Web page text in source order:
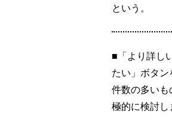
という。
■「より詳し
たい」ボタン
件数の多い
極的に検討し